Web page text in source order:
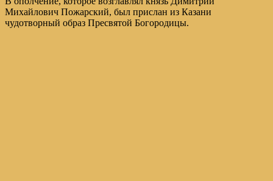
Михайлович Пожарский, был прислан из Казани
чудотворный образ Пресвятой Богородицы.